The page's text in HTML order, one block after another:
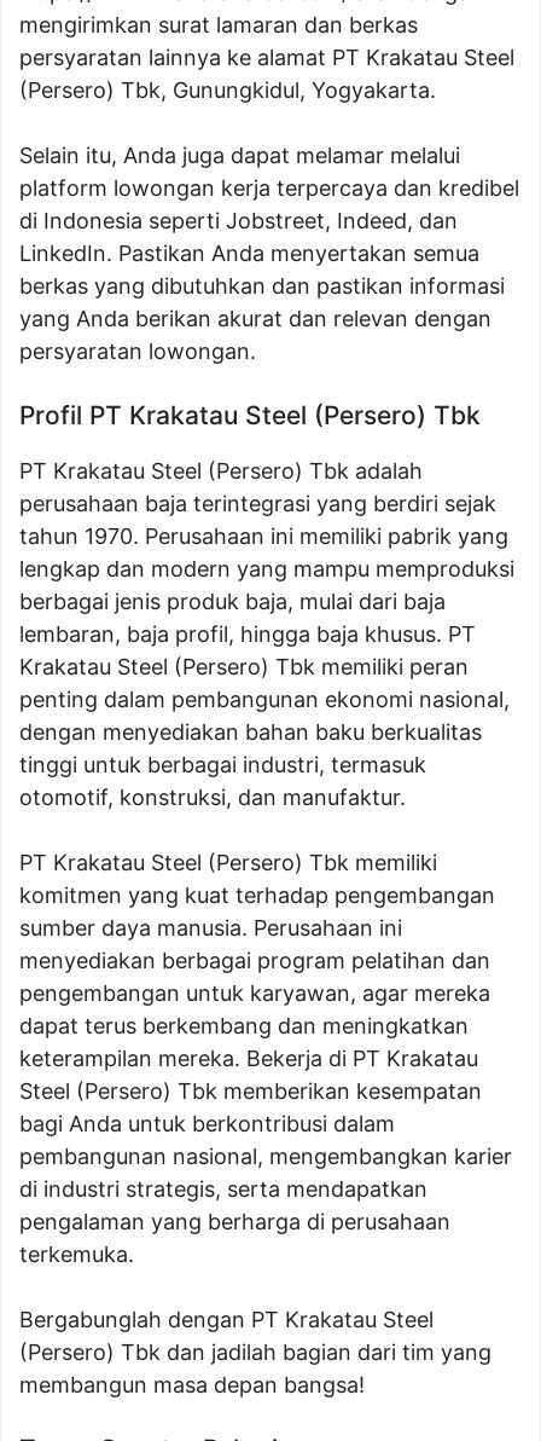
mengirimkan surat lamaran dan berkas
persyaratan lainnya ke alamat PT Krakatau Steel
(Persero) Tbk, Gunungkidul, Yogyakarta.
Selain itu, Anda juga dapat melamar melalui
platform lowongan kerja terpercaya dan kredibel
di Indonesia seperti Jobstreet, Indeed, dan
LinkedIn. Pastikan Anda menyertakan semua
berkas yang dibutuhkan dan pastikan informasi
yang Anda berikan akurat dan relevan dengan
persyaratan lowongan.
Profil PT Krakatau Steel (Persero) Tbk
PT Krakatau Steel (Persero) Tbk adalah
perusahaan baja terintegrasi yang berdiri sejak
tahun 1970. Perusahaan ini memiliki pabrik yang
lengkap dan modern yang mampu memproduksi
berbagai jenis produk baja, mulai dari baja
lembaran, baja profil, hingga baja khusus. PT
Krakatau Steel (Persero) Tbk memiliki peran
penting dalam pembangunan ekonomi nasional,
dengan menyediakan bahan baku berkualitas
tinggi untuk berbagai industri, termasuk
otomotif, konstruksi, dan manufaktur.
PT Krakatau Steel (Persero) Tbk memiliki
komitmen yang kuat terhadap pengembangan
sumber daya manusia. Perusahaan ini
menyediakan berbagai program pelatihan dan
pengembangan untuk karyawan, agar mereka
dapat terus berkembang dan meningkatkan
keterampilan mereka. Bekerja di PT Krakatau
Steel (Persero) Tbk memberikan kesempatan
bagi Anda untuk berkontribusi dalam
pembangunan nasional, mengembangkan karier
di industri strategis, serta mendapatkan
pengalaman yang berharga di perusahaan
terkemuka.
Bergabunglah dengan PT Krakatau Steel
(Persero) Tbk dan jadilah bagian dari tim yang
membangun masa depan bangsa!